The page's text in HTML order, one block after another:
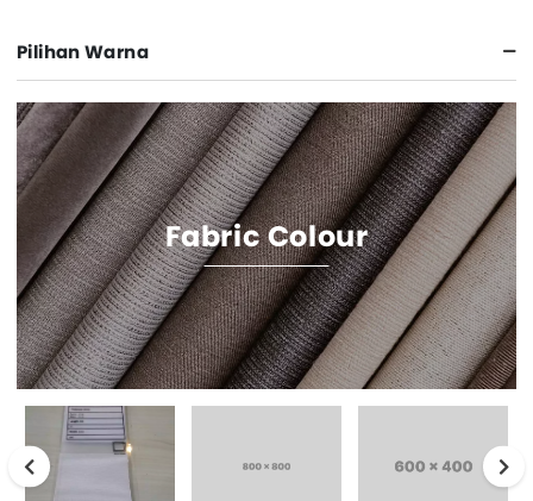
Pilihan Warna
Fabric Colour